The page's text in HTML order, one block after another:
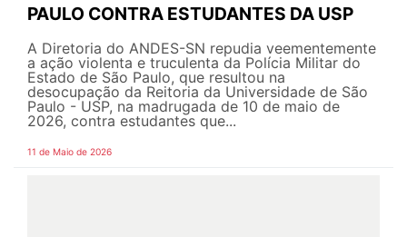
PAULO CONTRA ESTUDANTES DA USP
A Diretoria do ANDES-SN repudia veementemente
a ação violenta e truculenta da Polícia Militar do
Estado de São Paulo, que resultou na
desocupação da Reitoria da Universidade de São
Paulo - USP, na madrugada de 10 de maio de
2026, contra estudantes que...
11 de Maio de 2026